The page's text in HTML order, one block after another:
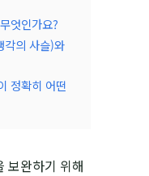
엇인가요?
의 사슬)와
정확히 어떤
보완하기 위해